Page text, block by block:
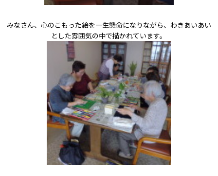
みなさん、心のこもった絵を一生懸命になりながら、わきあいあい
とした雰囲気の中で描かれています。